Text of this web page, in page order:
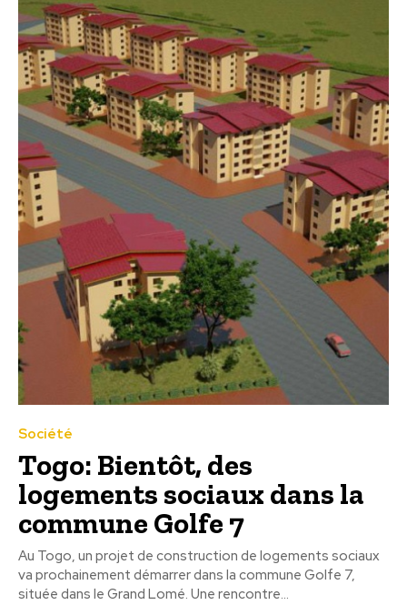
Société
Togo: Bientôt, des
logements sociaux dans la
commune Golfe 7
Au Togo, un projet de construction de logements sociaux
va prochainement démarrer dans la commune Golfe 7,
située dans le Grand Lomé. Une rencontre...